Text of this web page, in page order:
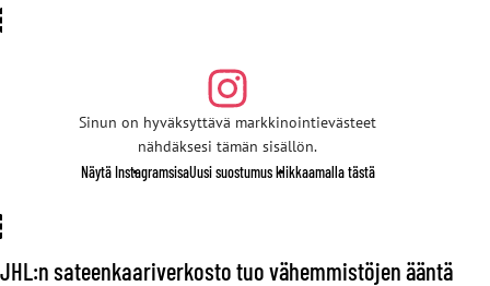
Sinun on hyväksyttävä markkinointievästeet
nähdäksesi tämän sisällön.
Näytä InstagramsisaUusi suostumus klikkaamalla tästä
JHL:n sateenkaariverkosto tuo vähemmistöjen ääntä